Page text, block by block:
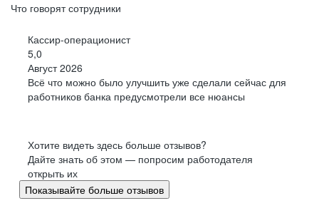
Что говорят сотрудники
Кассир-операционист
5,0
Август 2026
Всё что можно было улучшить уже сделали сейчас для
работников банка предусмотрели все нюансы
Хотите видеть здесь больше отзывов?
Дайте знать об этом — попросим работодателя
открыть их
Показывайте больше отзывов